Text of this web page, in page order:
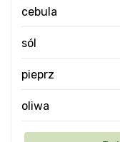
cebula
sól
pieprz
oliwa